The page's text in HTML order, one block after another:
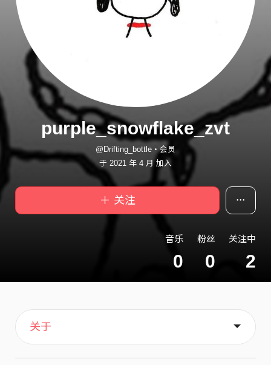
purple_snowflake_zvt
@Drifting_bottle・会员
于 2021 年 4 月 加入
＋ 关注
音乐
0
粉丝
0
关注中
2
主页
喜欢
关于